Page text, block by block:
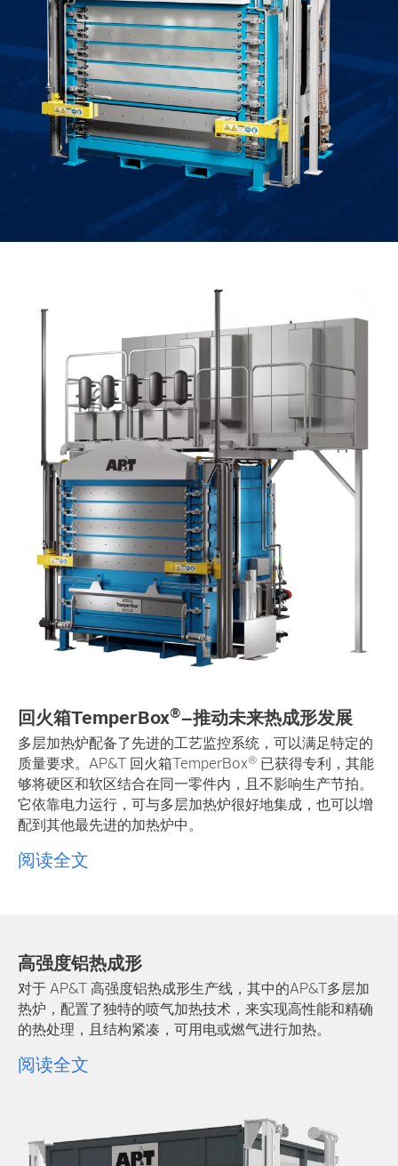
回火箱TemperBox®–推动未来热成形发展
多层加热炉配备了先进的工艺监控系统，可以满足特定的
质量要求。AP&T 回火箱TemperBox® 已获得专利，其能
够将硬区和软区结合在同一零件内，且不影响生产节拍。
它依靠电力运行，可与多层加热炉很好地集成，也可以增
配到其他最先进的加热炉中。
阅读全文
高强度铝热成形
对于 AP&T 高强度铝热成形生产线，其中的AP&T多层加
热炉，配置了独特的喷气加热技术，来实现高性能和精确
的热处理，且结构紧凑，可用电或燃气进行加热。
阅读全文